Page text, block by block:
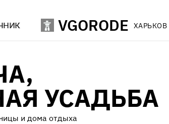
VGORODE ХАРЬКОВ
УСАДЬБА
и дома отдыха